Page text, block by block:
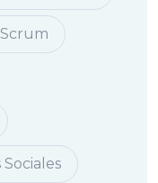
Sociales